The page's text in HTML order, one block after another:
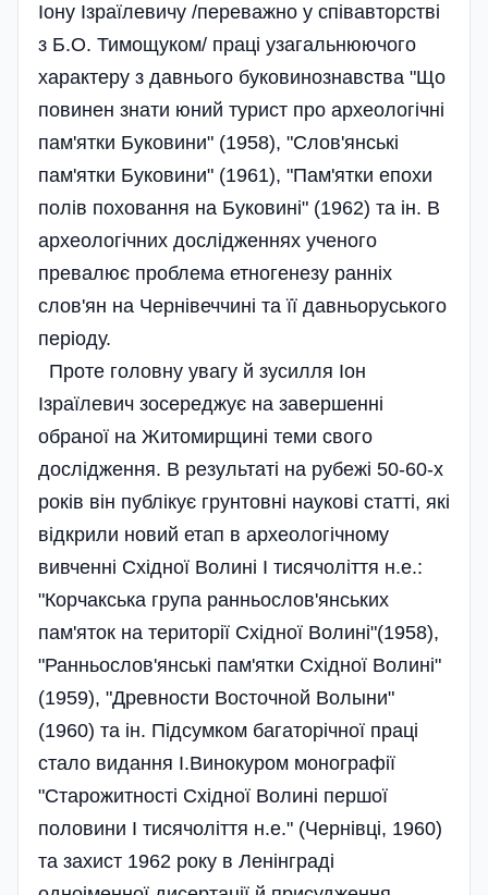
Іону Ізраїлевичу /переважно у співавторстві
з Б.О. Тимощуком/ праці узагальнюючого
характеру з давнього буковинознавства "Що
повинен знати юний турист про археологічні
пам'ятки Буковини" (1958), "Слов'янські
пам'ятки Буковини" (1961), "Пам'ятки епохи
полів поховання на Буковині" (1962) та ін. В
археологічних дослідженнях ученого
превалює проблема етногенезу ранніх
слов'ян на Чернівеччині та її давньоруського
періоду.
Проте головну увагу й зусилля Іон
Ізраїлевич зосереджує на завершенні
обраної на Житомирщині теми свого
дослідження. В результаті на рубежі 50-60-х
років він публікує грунтовні наукові статті, які
відкрили новий етап в археологічному
вивченні Східної Волині І тисячоліття н.е.:
"Корчакська група ранньослов'янських
пам'яток на території Східної Волині"(1958),
"Ранньослов'янські пам'ятки Східної Волині"
(1959), "Древности Восточной Волыни"
(1960) та ін. Підсумком багаторічної праці
стало видання І.Винокуром монографії
"Старожитності Східної Волині першої
половини І тисячоліття н.е." (Чернівці, 1960)
та захист 1962 року в Ленінграді